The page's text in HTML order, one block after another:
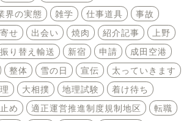
界の実態
雑学 仕事道具
事故
せ 出会い 焼肉 紹介記事
上野
振り替え輸送 新宿 申請
成田空港
整体 雪の日 宣伝
太っていきます
大相撲 地理試験
着け待ち
め 適正運営推進制度規制地区
転職